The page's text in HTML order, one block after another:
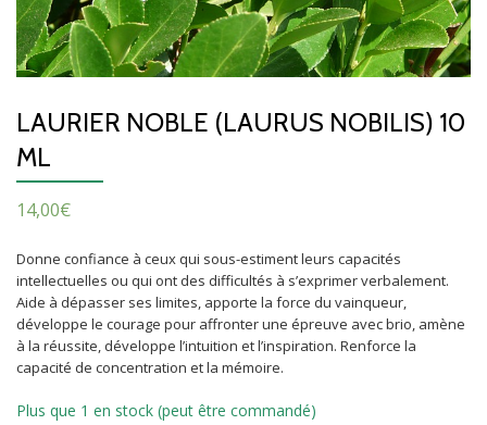
LAURIER NOBLE (LAURUS NOBILIS) 10
ML
14,00€
Donne confiance à ceux qui sous-estiment leurs capacités
intellectuelles ou qui ont des difficultés à s’exprimer verbalement.
Aide à dépasser ses limites, apporte la force du vainqueur,
développe le courage pour affronter une épreuve avec brio, amène
à la réussite, développe l’intuition et l’inspiration. Renforce la
capacité de concentration et la mémoire.
Plus que 1 en stock (peut être commandé)